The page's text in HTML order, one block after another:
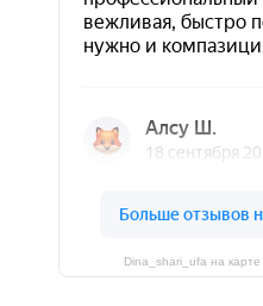
Dina_shari_ufa на